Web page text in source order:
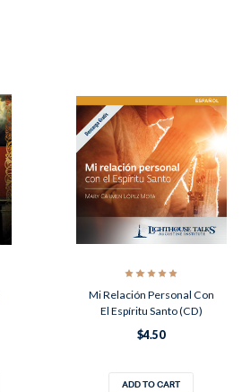
Mi Relación Personal Con
El Espíritu Santo (CD)
$4.50
ADD TO CART